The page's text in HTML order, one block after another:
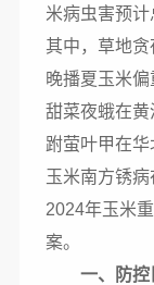
米病虫害预
其中，草地
晚播夏玉米
甜菜夜蛾在
跗萤叶甲在华
玉米南方锈
2024年玉米
案。
一、防控